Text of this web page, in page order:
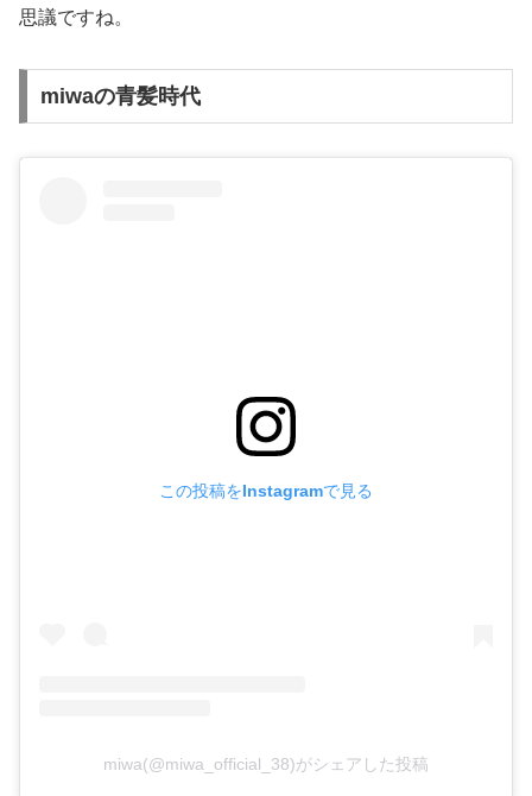
思議ですね。
miwaの青髪時代
この投稿をInstagramで見る
miwa(@miwa_official_38)がシェアした投稿